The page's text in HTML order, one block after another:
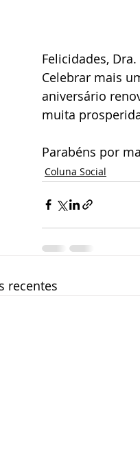
Felicidades,
Celebrar mais
aniversário
muita
Parabéns por
Coluna Social
recentes